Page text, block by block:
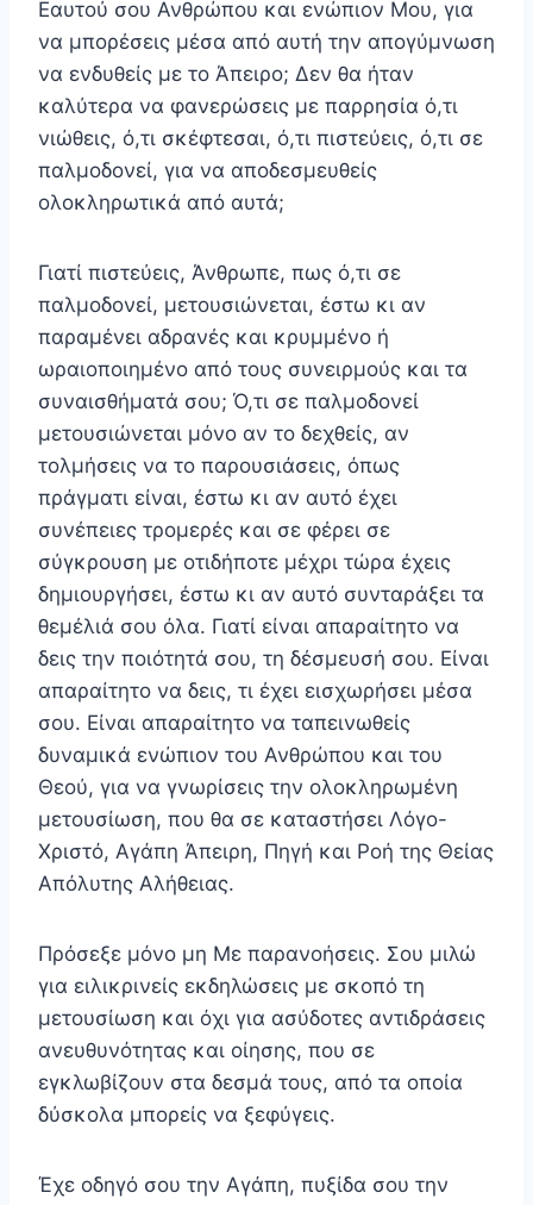
Εαυτού σου Ανθρώπου και ενώπιον Μου, για
να μπορέσεις μέσα από αυτή την απογύμνωση
να ενδυθείς με το Άπειρο; Δεν θα ήταν
καλύτερα να φανερώσεις με παρρησία ό,τι
νιώθεις, ό,τι σκέφτεσαι, ό,τι πιστεύεις, ό,τι σε
παλμοδονεί, για να αποδεσμευθείς
ολοκληρωτικά από αυτά;
Γιατί πιστεύεις, Άνθρωπε, πως ό,τι σε
παλμοδονεί, μετουσιώνεται, έστω κι αν
παραμένει αδρανές και κρυμμένο ή
ωραιοποιημένο από τους συνειρμούς και τα
συναισθήματά σου; Ό,τι σε παλμοδονεί
μετουσιώνεται μόνο αν το δεχθείς, αν
τολμήσεις να το παρουσιάσεις, όπως
πράγματι είναι, έστω κι αν αυτό έχει
συνέπειες τρομερές και σε φέρει σε
σύγκρουση με οτιδήποτε μέχρι τώρα έχεις
δημιουργήσει, έστω κι αν αυτό συνταράξει τα
θεμέλιά σου όλα. Γιατί είναι απαραίτητο να
δεις την ποιότητά σου, τη δέσμευσή σου. Είναι
απαραίτητο να δεις, τι έχει εισχωρήσει μέσα
σου. Είναι απαραίτητο να ταπεινωθείς
δυναμικά ενώπιον του Ανθρώπου και του
Θεού, για να γνωρίσεις την ολοκληρωμένη
μετουσίωση, που θα σε καταστήσει Λόγο-
Χριστό, Αγάπη Άπειρη, Πηγή και Ροή της Θείας
Απόλυτης Αλήθειας.
Πρόσεξε μόνο μη Με παρανοήσεις. Σου μιλώ
για ειλικρινείς εκδηλώσεις με σκοπό τη
μετουσίωση και όχι για ασύδοτες αντιδράσεις
ανευθυνότητας και οίησης, που σε
εγκλωβίζουν στα δεσμά τους, από τα οποία
δύσκολα μπορείς να ξεφύγεις.
Έχε οδηγό σου την Αγάπη, πυξίδα σου την